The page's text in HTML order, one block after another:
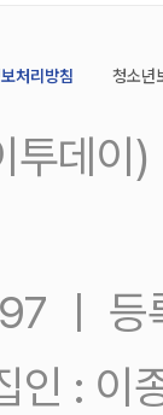
처리방침 청소년
투데
ㅣ
인 : 이